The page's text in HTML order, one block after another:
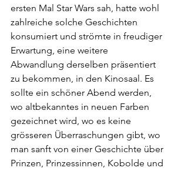
ersten Mal Star Wars sah, hatte wohl
zahlreiche solche Geschichten
konsumiert und strömte in freudiger
Erwartung, eine weitere
Abwandlung derselben präsentiert
zu bekommen, in den Kinosaal. Es
sollte ein schöner Abend werden,
wo altbekanntes in neuen Farben
gezeichnet wird, wo es keine
grösseren Überraschungen gibt, wo
man sanft von einer Geschichte über
Prinzen, Prinzessinnen, Kobolde und